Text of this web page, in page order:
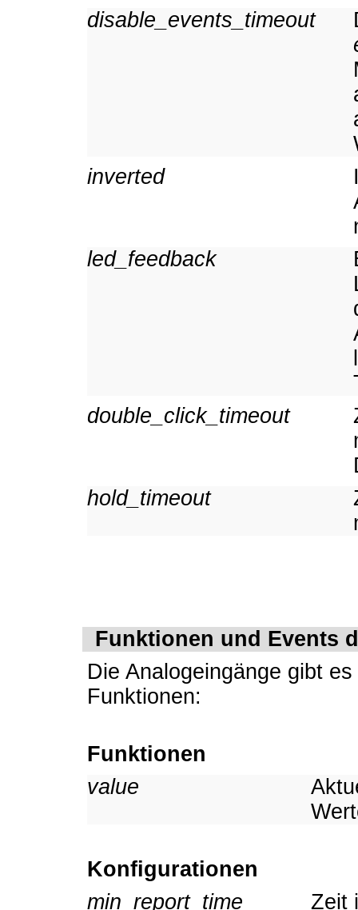
disable_events_timeout
inverted
led_feedback
double_click_timeout
hold_timeout
Funktionen und Events
Die Analogeingänge gibt
Funktionen:
Funktionen
value
Konfigurationen
min_report_time
Zeit